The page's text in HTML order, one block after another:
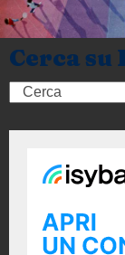
Cerca su
Search